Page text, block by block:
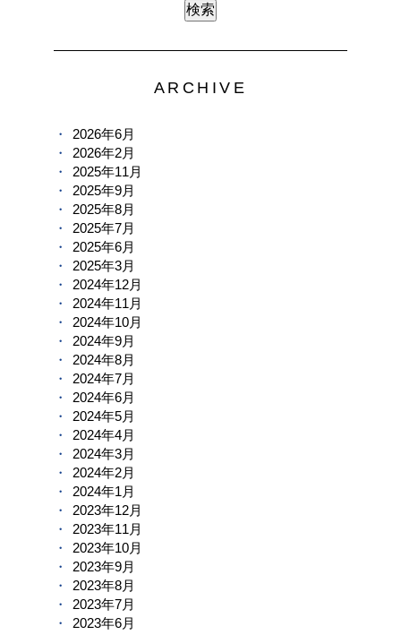
ARCHIVE
2026年6月
2026年2月
2025年11月
2025年9月
2025年8月
2025年7月
2025年6月
2025年3月
2024年12月
2024年11月
2024年10月
2024年9月
2024年8月
2024年7月
2024年6月
2024年5月
2024年4月
2024年3月
2024年2月
2024年1月
2023年12月
2023年11月
2023年10月
2023年9月
2023年8月
2023年7月
2023年6月